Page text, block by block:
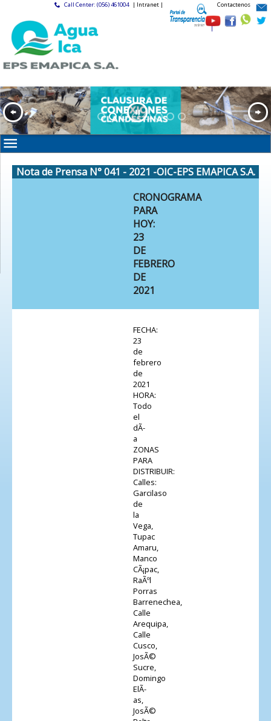
Call Center: (056) 461004 | Intranet |
|
Contactenos
Nota de Prensa N° 041 - 2021 -OIC-EPS EMAPICA S.A.
CRONOGRAMA
PARA
HOY:
23
DE
FEBRERO
DE
2021
FECHA:
23
de
febrero
de
2021
HORA:
Todo
el
dÃ­
a
ZONAS
PARA
DISTRIBUIR:
Calles:
Garcilaso
de
la
Vega,
Tupac
Amaru,
Manco
CÃ¡pac,
RaÃºl
Porras
Barrenechea,
Calle
Arequipa,
Calle
Cusco,
JosÃ©
Sucre,
Domingo
ElÃ­
as,
JosÃ©